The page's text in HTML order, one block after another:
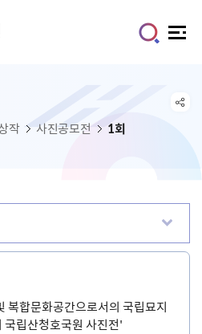
작 사진공모전 1회
복합문화공간으로서의 국립묘지
립산청호국원 사진전'